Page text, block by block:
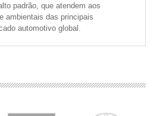
padrão, que atendem aos
ambientais das principais
automotivo global.